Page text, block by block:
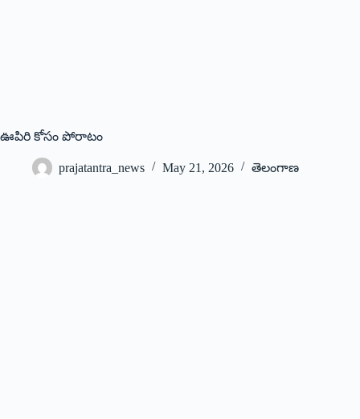
ఊపిరి కోసం పోరాటం
prajatantra_news May 21, 2026 తెలంగాణ